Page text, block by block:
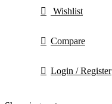
Wishlist
Compare
Login / Register